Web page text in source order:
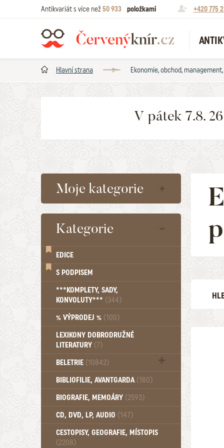
Antikvariát s více než50 933 položkami +420 775
Hlavní strana Ekonomie, obchod,
V pátek 7.8.
Moje kategorie
Kategorie
EDICE
S PODPISEM
***KOMPLETY, SADY,
KONVOLUTY*** (344)
% VÝPRODEJ % (100)
LEXIKONY DOBRODRUŽNÉ
LITERATURY (7)
BELETRIE (10842)
Beletrie - Historická (1388)
Beletrie - Povídky (1758)
Beletrie - Válečné romány (489)
Beletrie - Ženské a dívčí romány
(1522)
BIBLIOFILIE, AVANTGARDA (180)
BIOGRAFIE, MEMOÁRY (2593)
CD, DVD, LP, AUDIO (147)
CESTOPISY, GEOGRAFIE, MÍSTOPIS
(2208)
VYDÁNO